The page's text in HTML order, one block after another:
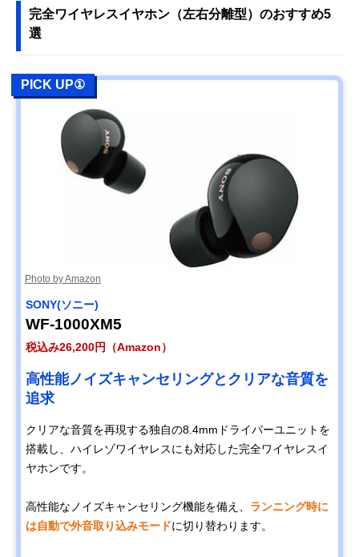
完全ワイヤレスイヤホン（左右分離型）のおすすめ5
選
PICK UP①
Photo by Amazon
SONY(ソニー)
WF-1000XM5
税込み26,200円（Amazon）
高性能ノイズキャンセリングとクリアな音質を
追求
クリアな音質を再現する独自の8.4mmドライバーユニットを
搭載し、ハイレゾワイヤレスにも対応した完全ワイヤレスイ
ヤホンです。
高性能なノイズキャンセリング機能を備え、 ランニング時に
は自動で外音取り込みモードに切り替わります。